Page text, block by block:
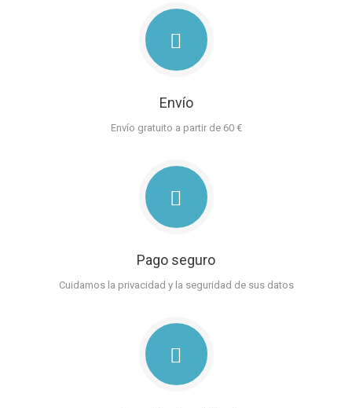
Envío
Envío gratuito a partir de 60 €
Pago seguro
Cuidamos la privacidad y la seguridad de sus datos